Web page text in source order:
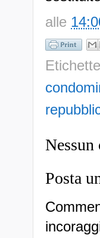
alle
Nessun
Posta